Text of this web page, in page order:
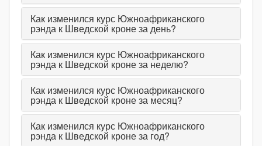
Как изменился курс Южноафриканского
рэнда к Шведской кроне за день?
Как изменился курс Южноафриканского
рэнда к Шведской кроне за неделю?
Как изменился курс Южноафриканского
рэнда к Шведской кроне за месяц?
Как изменился курс Южноафриканского
рэнда к Шведской кроне за год?